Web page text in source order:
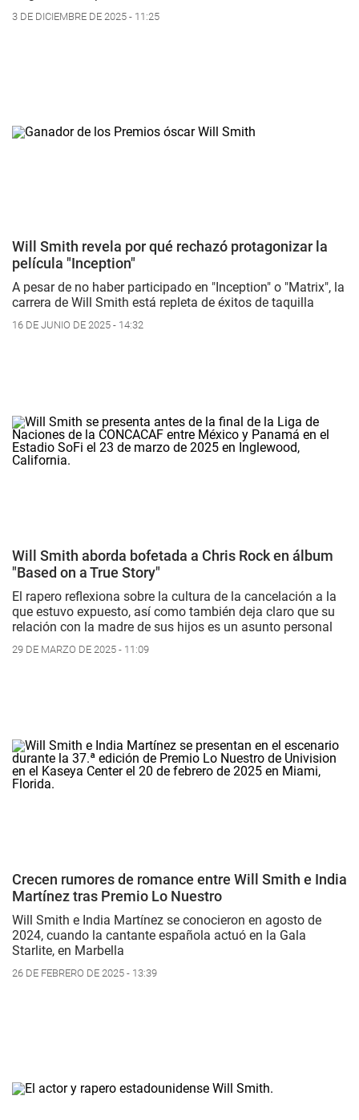
3 DE DICIEMBRE DE 2025 - 11:25
Will Smith revela por qué rechazó protagonizar la
película "Inception"
A pesar de no haber participado en "Inception" o "Matrix", la
carrera de Will Smith está repleta de éxitos de taquilla
16 DE JUNIO DE 2025 - 14:32
Will Smith aborda bofetada a Chris Rock en álbum
"Based on a True Story"
El rapero reflexiona sobre la cultura de la cancelación a la
que estuvo expuesto, así como también deja claro que su
relación con la madre de sus hijos es un asunto personal
29 DE MARZO DE 2025 - 11:09
Crecen rumores de romance entre Will Smith e India
Martínez tras Premio Lo Nuestro
Will Smith e India Martínez se conocieron en agosto de
2024, cuando la cantante española actuó en la Gala
Starlite, en Marbella
26 DE FEBRERO DE 2025 - 13:39